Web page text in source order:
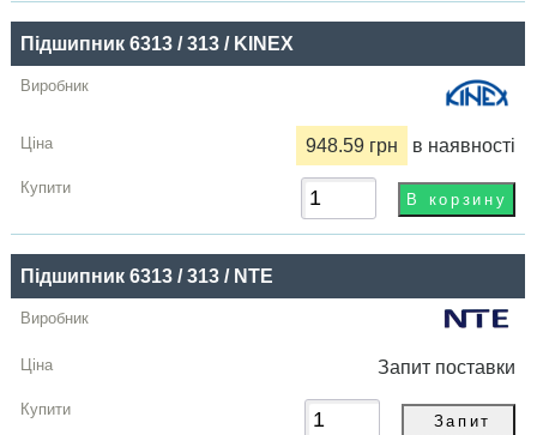
Підшипник 6313 / 313 / KINEX
948.59 грн в наявності
Підшипник 6313 / 313 / NTE
Запит поставки